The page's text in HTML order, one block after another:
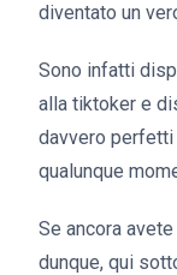
diventato un
Sono infatti
alla tiktoker e
davvero perfetti
qualunque
Se ancora
dunque, qui